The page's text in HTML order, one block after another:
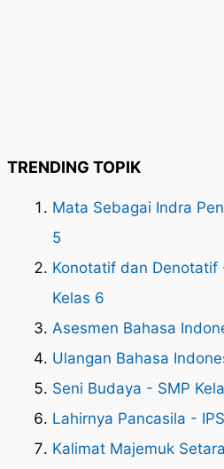
TRENDING TOPIK
Mata Sebagai Indra
5
Konotatif dan Denotatif
Kelas 6
Asesmen Bahasa
Ulangan Bahasa
Seni Budaya - SMP
Lahirnya Pancasila -
Kalimat Majemuk